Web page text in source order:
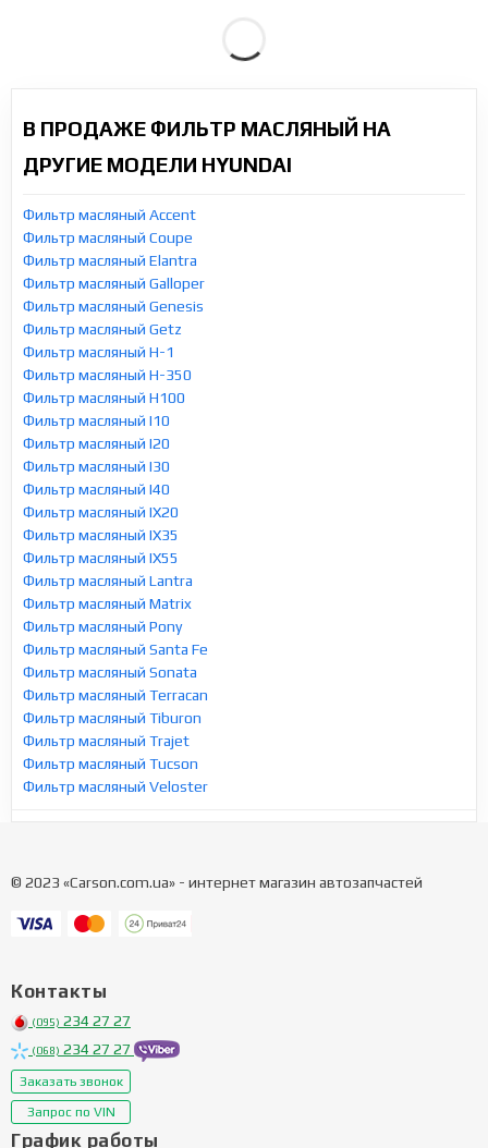
В ПРОДАЖЕ ФИЛЬТР МАСЛЯНЫЙ НА
ДРУГИЕ МОДЕЛИ HYUNDAI
Фильтр масляный Accent
Фильтр масляный Coupe
Фильтр масляный Elantra
Фильтр масляный Galloper
Фильтр масляный Genesis
Фильтр масляный Getz
Фильтр масляный H-1
Фильтр масляный H-350
Фильтр масляный H100
Фильтр масляный I10
Фильтр масляный I20
Фильтр масляный I30
Фильтр масляный I40
Фильтр масляный IX20
Фильтр масляный IX35
Фильтр масляный IX55
Фильтр масляный Lantra
Фильтр масляный Matrix
Фильтр масляный Pony
Фильтр масляный Santa Fe
Фильтр масляный Sonata
Фильтр масляный Terracan
Фильтр масляный Tiburon
Фильтр масляный Trajet
Фильтр масляный Tucson
Фильтр масляный Veloster
© 2023 «Carson.com.ua» - интернет магазин автозапчастей
Контакты
(095) 234 27 27
(068) 234 27 27
Заказать звонок
Запрос по VIN
График работы